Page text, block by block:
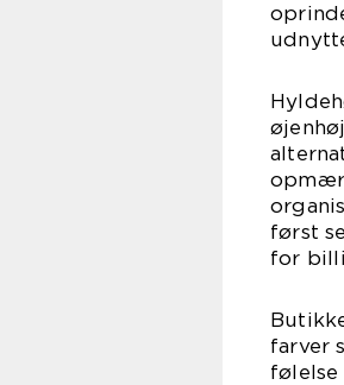
først
for
farver